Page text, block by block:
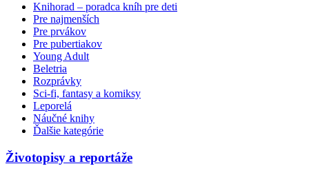
Knihorad – poradca kníh pre deti
Pre najmenších
Pre prvákov
Pre pubertiakov
Young Adult
Beletria
Rozprávky
Sci-fi, fantasy a komiksy
Leporelá
Náučné knihy
Ďalšie kategórie
Životopisy a reportáže